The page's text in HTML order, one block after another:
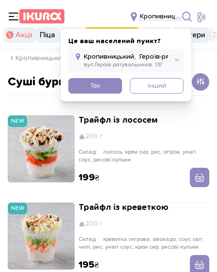
Це ваш населений пункт?
Так Інший
Акції Піца Бургери
Кропивницький, Героїв-рятувальників 13г
Суші бургери
NEW Трайфл із лососем
200 г
Склад:
соус, рисові кульки
199
NEW Трайфл із креветкою
200 г
Склад:
чилі, рис, унагі соус, крем сир, рисові кульки
195